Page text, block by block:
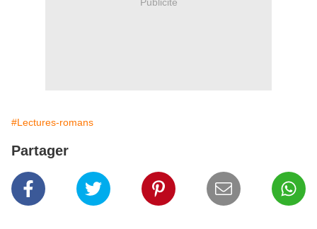
#Lectures-romans
Partager